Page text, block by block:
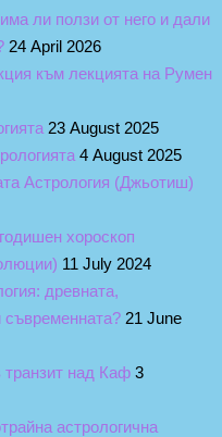
ли ползи от него и дали
24 April 2026
към лекцията на Румен
23 August 2025
4 August 2025
Астрология (Джьотиш)
хороскоп
11 July 2024
древната,
съвременната? 21 June
над Каф 3
астрологична